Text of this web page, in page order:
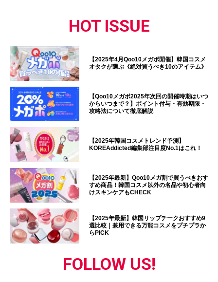
HOT ISSUE
【2025年4月Qoo10メガポ開催】韓国コスメ
オタクが選ぶ《絶対買うべき10のアイテム》
【Qoo10メガポ2025年次回の開催時期はいつ
からいつまで？】ポイント付与・有効期限・
攻略法について徹底解説
【2025年韓国コスメトレンド予測】
KOREAddicted編集部注目度No.1はこれ！
【2025年最新】Qoo10メガ割で買うべきおす
すめ商品！韓国コスメ以外の名品や初心者向
けスキンケアもCHECK
【2025年最新】韓国リップチークおすすめ9
選比較｜兼用できる万能コスメをプチプラか
らPICK
FOLLOW US!